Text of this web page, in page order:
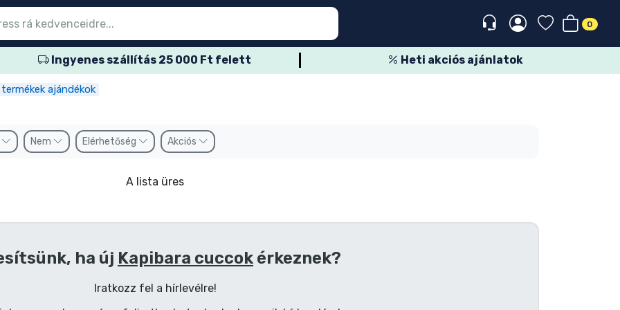
0
Ingyenes szállítás 25 000 Ft felett Heti akciós ajánlatok
ajándékok
Nem Elérhetőség Akciós
A lista üres
ha új Kapibara cuccok érkeznek?
Iratkozz fel a hírlevélre!
termék
termék
termék
termék
termék
termék
termék